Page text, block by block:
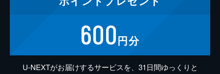
600円分
U-NEXTがお届けするサービスを、31日間ゆっくりと